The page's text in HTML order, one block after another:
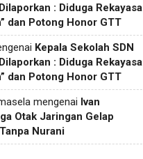
: Diduga Rekayasa
dan Potong Honor GTT
Kepala Sekolah SDN
: Diduga Rekayasa
dan Potong Honor GTT
mengenai Ivan
Otak Jaringan Gelap
Nurani